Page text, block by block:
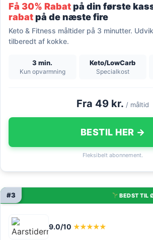
Få 30% Rabatpå din første
rabatpå de næste fire
Keto & Fitness måltider på 3 minutter.
tilberedt af kokke.
3 min.
Kun opvarmning
Keto/LowCarb
Specialkost
Fra 49 kr. / måltid
BESTIL HER →
Fleksibelt abonnement.
BEDST TIL
#3
9.0/10 ★★★★★